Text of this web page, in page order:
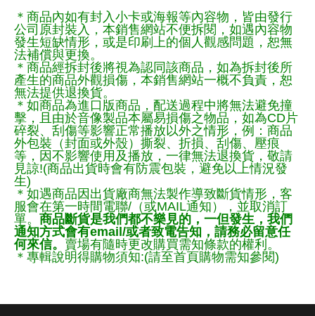
＊商品內如有封入小卡或海報等內容物，皆由發行
公司原封裝入，本銷售網站不便拆閱，如遇內容物
發生短缺情形，或是印刷上的個人觀感問題，恕無
法補償與更換。
＊商品經拆封後將視為認同該商品，如為拆封後所
產生的商品外觀損傷，本銷售網站一概不負責，恕
無法提供退換貨。
＊如商品為進口版商品，配送過程中將無法避免撞
擊，且由於音像製品本屬易損傷之物品，如為CD片
碎裂、刮傷等影響正常播放以外之情形，例：商品
外包裝（封面或外殼）撕裂、折損、刮傷、壓痕
等，因不影響使用及播放，一律無法退換貨，敬請
見諒!(商品出貨時會有防震包裝，避免以上情況發
生)
＊如遇商品因出貨廠商無法製作導致斷貨情形，客
服會在第一時間電聯/（或MAIL通知），並取消訂
單。 商品斷貨是我們都不樂見的，一但發生，我們
通知方式會有email/或者致電告知，請務必留意任
何來信。 賣場有隨時更改購買需知條款的權利。
＊專輯說明得購物須知:(請至首頁購物需知參閱)